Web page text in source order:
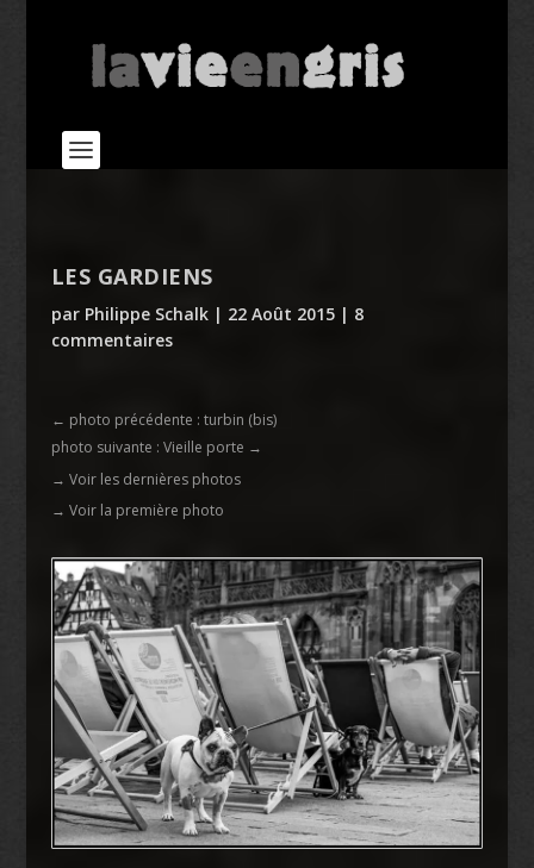
LES GARDIENS
par Philippe Schalk| 22 Août 2015| 8
commentaires
← photo précédente : turbin (bis)
photo suivante : Vieille porte →
→ Voir les dernières photos
→ Voir la première photo